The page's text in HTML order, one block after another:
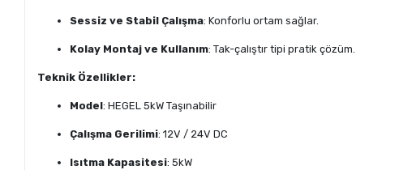
Sessiz ve Stabil Çalışma: Konforlu ortam sağlar.
Kolay Montaj ve Kullanım: Tak-çalıştır tipi pratik çözüm.
Teknik Özellikler:
Model: HEGEL 5kW Taşınabilir
Çalışma Gerilimi: 12V / 24V DC
Isıtma Kapasitesi: 5kW